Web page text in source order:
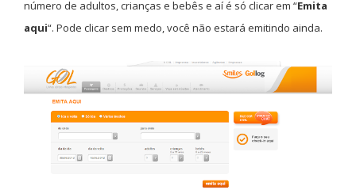
número de adultos, crianças e bebês e aí é só clicar em “Emita
aqui“. Pode clicar sem medo, você não estará emitindo ainda.